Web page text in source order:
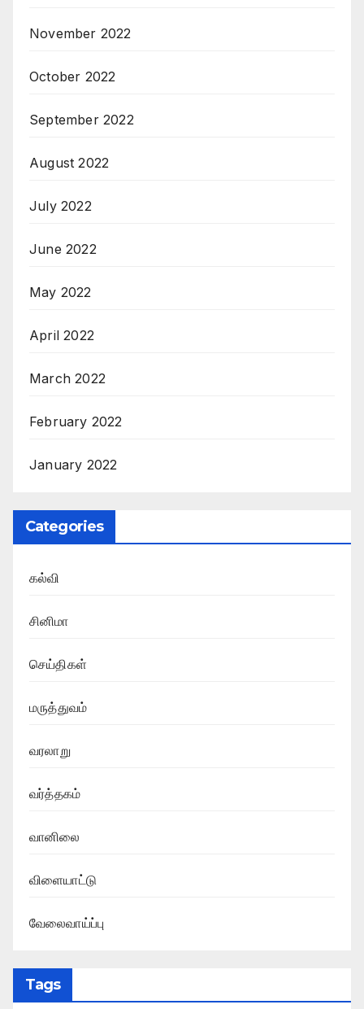
November 2022
October 2022
September 2022
August 2022
July 2022
June 2022
May 2022
April 2022
March 2022
February 2022
January 2022
Categories
கல்வி
சினிமா
செய்திகள்
மருத்துவம்
வரலாறு
வர்த்தகம்
வானிலை
விளையாட்டு
வேலைவாய்ப்பு
Tags